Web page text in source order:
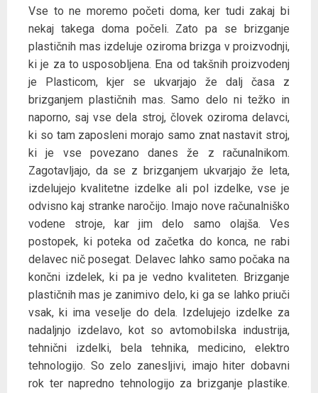
Vse to ne moremo početi doma, ker tudi zakaj bi
nekaj takega doma počeli. Zato pa se brizganje
plastičnih mas izdeluje oziroma brizga v proizvodnji,
ki je za to usposobljena. Ena od takšnih proizvodenj
je Plasticom, kjer se ukvarjajo že dalj časa z
brizganjem plastičnih mas. Samo delo ni težko in
naporno, saj vse dela stroj, človek oziroma delavci,
ki so tam zaposleni morajo samo znat nastavit stroj,
ki je vse povezano danes že z računalnikom.
Zagotavljajo, da se z brizganjem ukvarjajo že leta,
izdelujejo kvalitetne izdelke ali pol izdelke, vse je
odvisno kaj stranke naročijo. Imajo nove računalniško
vodene stroje, kar jim delo samo olajša. Ves
postopek, ki poteka od začetka do konca, ne rabi
delavec nič posegat. Delavec lahko samo počaka na
končni izdelek, ki pa je vedno kvaliteten. Brizganje
plastičnih mas je zanimivo delo, ki ga se lahko priuči
vsak, ki ima veselje do dela. Izdelujejo izdelke za
nadaljnjo izdelavo, kot so avtomobilska industrija,
tehnični izdelki, bela tehnika, medicino, elektro
tehnologijo. So zelo zanesljivi, imajo hiter dobavni
rok ter napredno tehnologijo za brizganje plastike.